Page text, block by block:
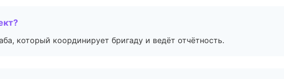
который координирует бригаду и ведёт отчётность.